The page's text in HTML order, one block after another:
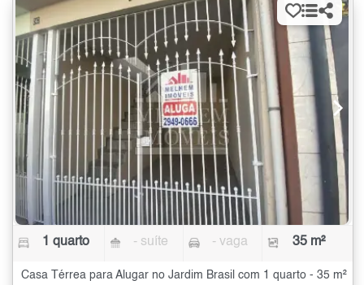
1 quarto - suíte - vaga 35 m²
Casa Térrea para Alugar no Jardim Brasil com 1 quarto - 35 m²